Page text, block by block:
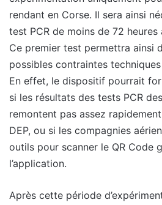
rendant en Corse. Il sera ainsi
test PCR de moins de 72 heures
Ce premier test permettra ainsi
possibles contraintes
En effet, le dispositif pourrait
si les résultats des tests PCR
remontent pas assez
DEP, ou si les compagnies
outils pour scanner le QR Code
l’application.
Après cette période